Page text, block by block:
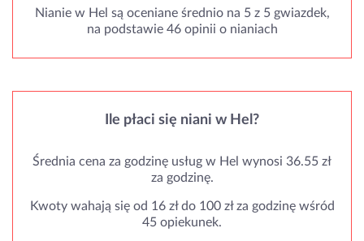
Nianie w Hel są oceniane średnio na 5 z 5 gwiazdek,
na podstawie 46 opinii o nianiach
Ile płaci się niani w Hel?
Średnia cena za godzinę usług w Hel wynosi 36.55 zł
za godzinę.
Kwoty wahają się od 16 zł do 100 zł za godzinę wśród
45 opiekunek.